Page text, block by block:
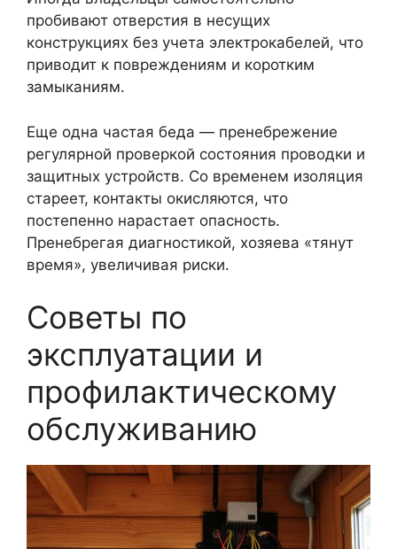
пробивают отверстия в несущих
конструкциях без учета электрокабелей, что
приводит к повреждениям и коротким
замыканиям.
Еще одна частая беда — пренебрежение
регулярной проверкой состояния проводки и
защитных устройств. Со временем изоляция
стареет, контакты окисляются, что
постепенно нарастает опасность.
Пренебрегая диагностикой, хозяева «тянут
время», увеличивая риски.
Советы по
эксплуатации и
профилактическому
обслуживанию